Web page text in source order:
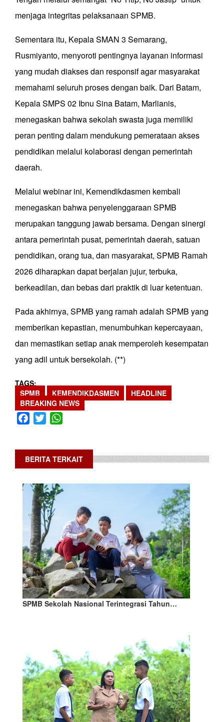
menjaga integritas pelaksanaan SPMB.
Sementara itu, Kepala SMAN 3 Semarang,
Rusmiyanto, menyoroti pentingnya layanan informasi
yang mudah diakses dan responsif agar masyarakat
memahami seluruh proses dengan baik. Dari Batam,
Kepala SMPS 02 Ibnu Sina Batam, Marlianis,
menegaskan bahwa sekolah swasta juga memiliki
peran penting dalam mendukung pemerataan akses
pendidikan melalui kolaborasi dengan pemerintah
daerah.
Melalui webinar ini, Kemendikdasmen kembali
menegaskan bahwa penyelenggaraan SPMB
merupakan tanggung jawab bersama. Dengan sinergi
antara pemerintah pusat, pemerintah daerah, satuan
pendidikan, orang tua, dan masyarakat, SPMB Ramah
2026 diharapkan dapat berjalan jujur, terbuka,
berkeadilan, dan bebas dari praktik di luar ketentuan.
Pada akhirnya, SPMB yang ramah adalah SPMB yang
memberikan kepastian, menumbuhkan kepercayaan,
dan memastikan setiap anak memperoleh kesempatan
yang adil untuk bersekolah. (**)
TAGS
SPMB
KEMENDIKDASMEN
HEADLINE
BREAKING NEWS
Facebook
Twitter
BERITA TERKAIT
SPMB Sekolah Nasional Terintegrasi Tahun…